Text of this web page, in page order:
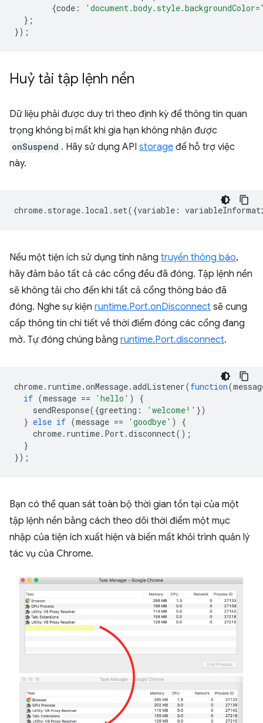
{code :
};
});
Huỷ tải tập lệnh nền
Dữ liệu phải được duy trì theo định kỳ để thông tin quan
trọng không bị mất khi gia hạn không nhận được
onSuspend . Hãy sử dụng API storage để hỗ trợ việc
này.
chrome. storage. local . set({variable :
Nếu một tiện ích sử dụng tính năng truyền thông báo,
hãy đảm bảo tất cả các cổng đều đã đóng. Tập lệnh nền
sẽ không tải cho đến khi tất cả cổng thông báo đã
đóng. Nghe sự kiện runtime.Port.onDisconnect sẽ cung
cấp thông tin chi tiết về thời điểm đóng các cổng đang
mở. Tự đóng chúng bằng runtime.Port.disconnect.
chrome. runtime.onMessage.addListener(function(
if (message == 'hello' )
{
sendResponse({greeting : 'welcome!' })
} else if (message == 'goodbye' )
{
chrome. runtime. Port.disconnect();
}
});
Bạn có thể quan sát toàn bộ thời gian tồn tại của một
tập lệnh nền bằng cách theo dõi thời điểm một mục
nhập của tiện ích xuất hiện và biến mất khỏi trình quản lý
tác vụ của Chrome.